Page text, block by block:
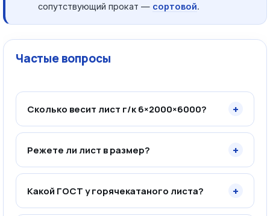
сопутствующий прокат — сортовой.
Частые вопросы
Сколько весит лист г/к 6×2000×6000? +
Режете ли лист в размер? +
Какой ГОСТ у горячекатаного листа? +